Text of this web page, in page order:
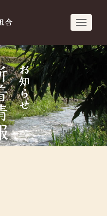
宝珠山きのこ生